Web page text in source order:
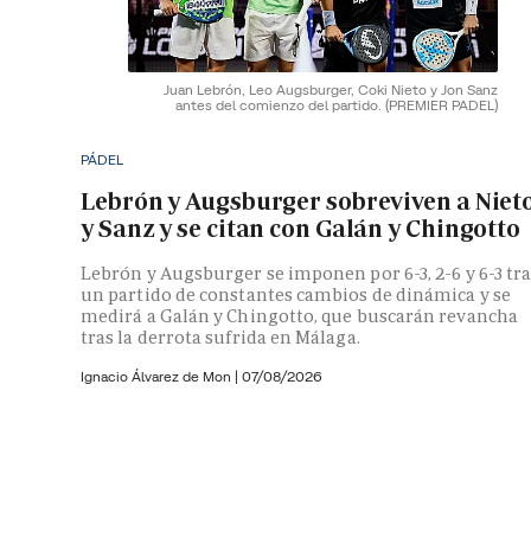
Juan Lebrón, Leo Augsburger, Coki Nieto y Jon Sanz
antes del comienzo del partido. (PREMIER PADEL)
PÁDEL
Lebrón y Augsburger sobreviven a
y Sanz y se citan con Galán y Chingotto
Lebrón y Augsburger se imponen por 6-3, 2-6 y 6-3
un partido de constantes cambios de dinámica y se
medirá a Galán y Chingotto, que buscarán revancha
tras la derrota sufrida en Málaga.
Ignacio Álvarez de Mon | 07/08/2026